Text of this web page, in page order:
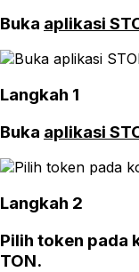
Buka aplikasi
Langkah 1
Buka aplikasi
Langkah 2
Pilih token pada
TON.